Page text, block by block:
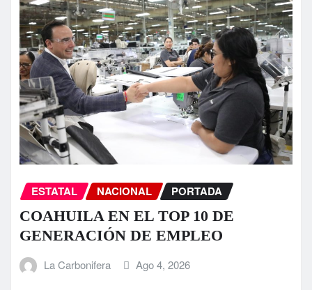
ESTATAL NACIONAL PORTADA
COAHUILA EN EL TOP 10 DE
GENERACIÓN DE EMPLEO
La Carbonifera Ago 4, 2026